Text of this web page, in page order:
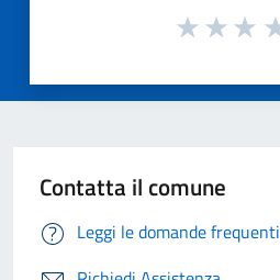
Contatta il comune
Leggi le domande frequenti